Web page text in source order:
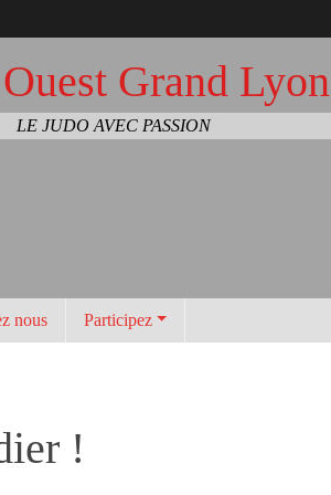
Grand Lyon
LE JUDO AVEC PASSION
nous Participez
!